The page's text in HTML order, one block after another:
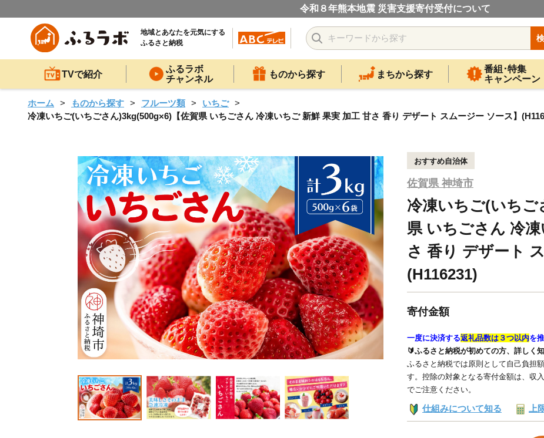
令和８年熊本地震 災害支援寄付受付について
地域とあなたを元気にする
ふるさと納税
TVで紹介
ふるラボ
チャンネル
ものから探す まちから探す
番組･特集
キャンペーン
ホーム ものから探す フルーツ類
いちご
冷凍いちご(いちごさん)3kg(500g×6)【佐賀県 いちごさん 冷凍いちご 新鮮 果実 加工 甘さ 香り デザート スムージー ソース】
おすすめ自治体
佐賀県 神埼市
冷凍いちご(いちご
県 いちごさん 冷
さ 香り デザート
(H116231)
寄付金額
一度に決済する返礼品数は３つ以内を
🔰ふるさと納税が初めての方、詳しく
ふるさと納税では原則として自己負担
す。控除の対象となる寄付金額は、収
でご注意ください。
仕組みについて知る 上